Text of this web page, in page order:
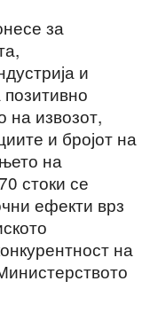
за
и
позитивно
на извозот,
и бројот на
на
стоки се
ефекти врз
на